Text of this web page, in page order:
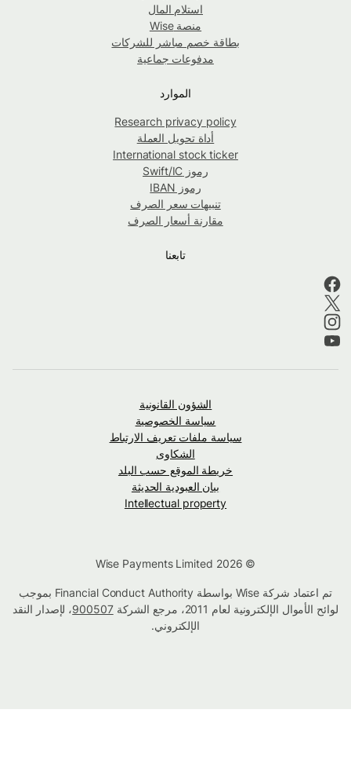
استلام المال
منصة Wise
بطاقة خصم مباشر للشركات
مدفوعات جماعية
الموارد
Research privacy policy
أداة تحويل العملة
International stock ticker
رموز Swift/IC
رموز IBAN
تنبيهات سعر الصرف
مقارنة أسعار الصرف
تابعنا
الشؤون القانونية
سياسة الخصوصية
سياسة ملفات تعريف الارتباط
الشكاوى
خريطة الموقع حسب البلد
بيان العبودية الحديثة
Intellectual property
تم اعتماد شركة Wise بواسطة Financial Conduct Authority بموجب
لوائح الأموال الإلكترونية لعام 2011، مرجع الشركة
900507، لإصدار النقد
الإلكتروني.